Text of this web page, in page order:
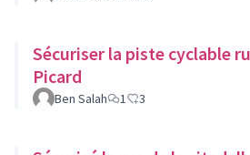
Sécuriser la piste cyclable
Picard
Ben Salah 1 3